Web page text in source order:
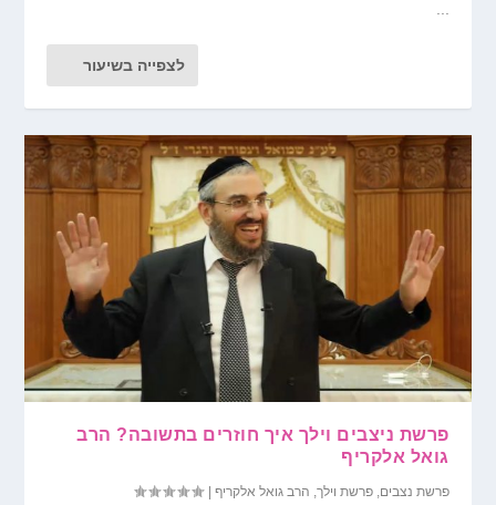
לצפייה בשיעור
פרשת ניצבים וילך איך חוזרים בתשובה? הרב
גואל אלקריף
פרשת נצבים,פרשת וילך, הרב גואל אלקריף |